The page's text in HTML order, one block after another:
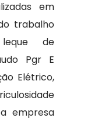
em
trabalho
de
Pgr E
Elétrico,
empresa